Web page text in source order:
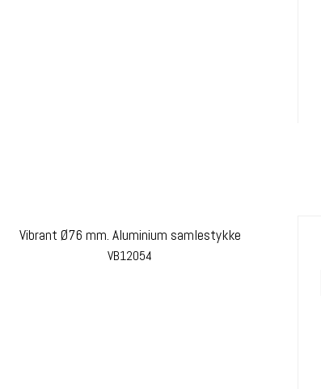
Vibrant Ø76 mm. Aluminium samlestykke
VB12054